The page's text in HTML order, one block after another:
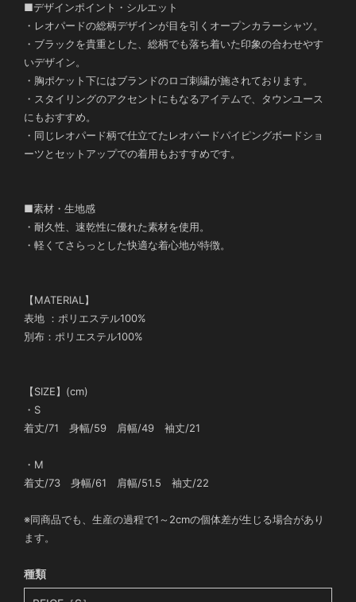
■デザインポイント・シルエット
・レオパードの総柄デザインが目を引くオープンカラーシャツ。
・ブラックを貴重とした、総柄でも落ち着いた印象の合わせやす
いデザイン。
・胸ポケット下にはブランドのロゴ刺繍が施されております。
・スタイリングのアクセントにもなるアイテムで、タウンユース
にもおすすめ。
・同じレオパード柄で仕立てたレオパードパイピングボードショ
ーツとセットアップでの着用もおすすめです。
■素材・生地感
・耐久性、速乾性に優れた素材を使用。
・軽くてさらっとした快適な着心地が特徴。
【MATERIAL】
表地 ：ポリエステル100%
別布：ポリエステル100%
【SIZE】(cm)
・S
着丈/71 身幅/59 肩幅/49 袖丈/21
・M
着丈/73 身幅/61 肩幅/51.5 袖丈/22
※同商品でも、生産の過程で1～2cmの個体差が生じる場合があり
ます。
種類